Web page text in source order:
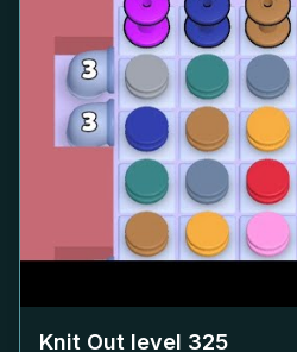
Knit Out level 325